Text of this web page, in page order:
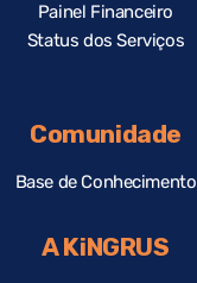
Painel Financeiro
Status dos Serviços
Comunidade
Base de Conhecimento
A KiNGRUS